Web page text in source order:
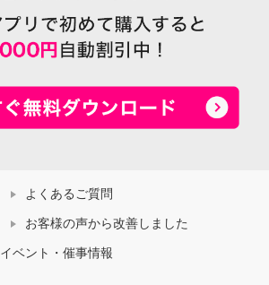
よくあるご質問
お客様の声から改善しました
イベント・催事情報